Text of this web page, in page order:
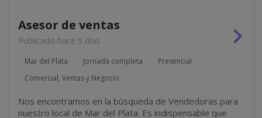
Asesor de ventas
Publicado hace 5 días
Mar del Plata Jornada completa
Presencial
Comercial, Ventas y Negocio
Nos encontramos en la búsqueda de Vendedoras para
nuestro local de Mar del Plata. Es indispensable que